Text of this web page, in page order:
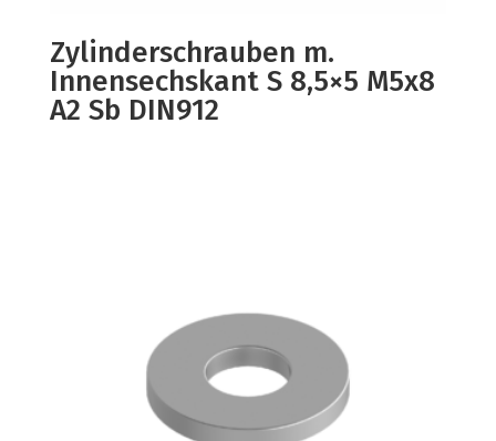
Zylinderschrauben m.
Innensechskant S 8,5×5 M5x8
A2 Sb DIN912